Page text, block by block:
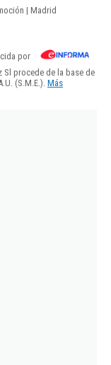
| Madrid
por
Sl procede de la base de
(S.M.E.). Más